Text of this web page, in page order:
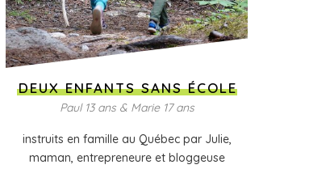
DEUX ENFANTS SANS ÉCOLE
Paul 13 ans & Marie 17 ans
instruits en famille au Québec par Julie,
maman, entrepreneure et bloggeuse